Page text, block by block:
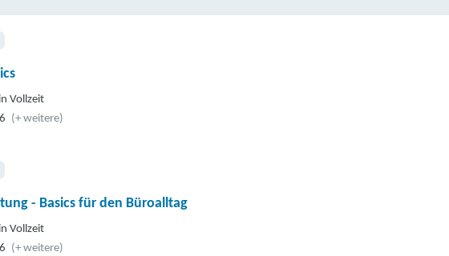
Vollzeit
(+ weitere)
- Basics für den Büroalltag
Vollzeit
(+ weitere)